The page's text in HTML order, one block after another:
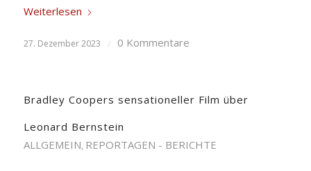
Weiterlesen
27. Dezember 2023 / 0 Kommentare
Bradley Coopers sensationeller Film über
Leonard Bernstein
ALLGEMEIN, REPORTAGEN - BERICHTE